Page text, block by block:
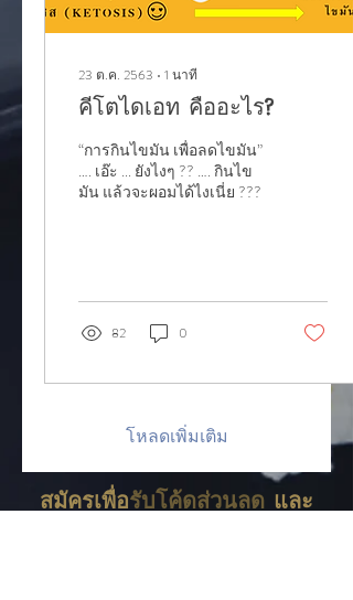
23 ต.ค. 2563 ∙ 1 นาที
คีโตไดเอท คืออะไร?
“การกินไขมัน เพื่อลดไขมัน”
…. เอ๊ะ ... ยังไงๆ ?? …. กินไข
มัน แล้วจะผอมได้ไงเนี่ย ???
82 0
โหลดเพิ่มเติม
สมัครเพื่อรับโค้ดส่วนลด และ